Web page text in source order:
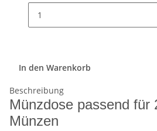
In den Warenkorb
Beschreibung
Münzdose passend für
Münzen